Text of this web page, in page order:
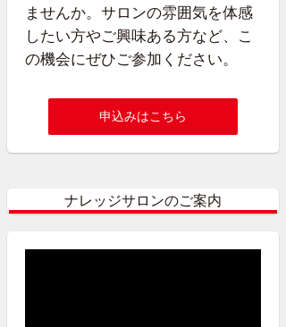
ませんか。サロンの雰囲気を体感
したい方やご興味ある方など、こ
の機会にぜひご参加ください。
申込みはこちら
ナレッジサロンのご案内